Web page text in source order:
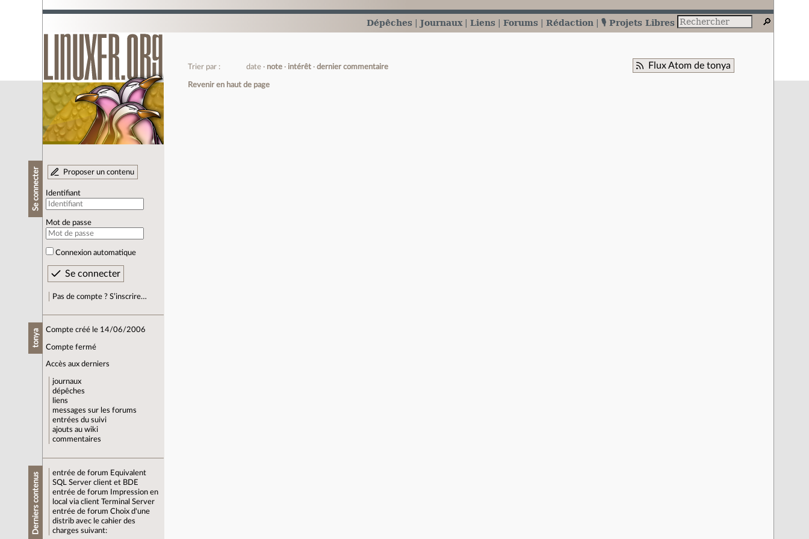
Dépêches Journaux Liens Forums Rédaction 🎙️ Projets Libres
Se connecter Proposer un contenu
Identifiant
Mot de passe
Connexion automatique
Pas de compte ? S’inscrire…
tonya Compte créé le 14/06/2006
Compte fermé
Accès aux derniers
journaux
dépêches
liens
messages sur les forums
entrées du suivi
ajouts au wiki
commentaires
Derniers contenus entrée de forum Equivalent
SQL Server client et BDE
entrée de forum
Impression en
local via client Terminal Server
entrée de forum Choix d'une
distrib avec le cahier des
charges suivant:
Flux Atom de tonya
Trier par : date note intérêt dernier commentaire
Revenir en haut de page